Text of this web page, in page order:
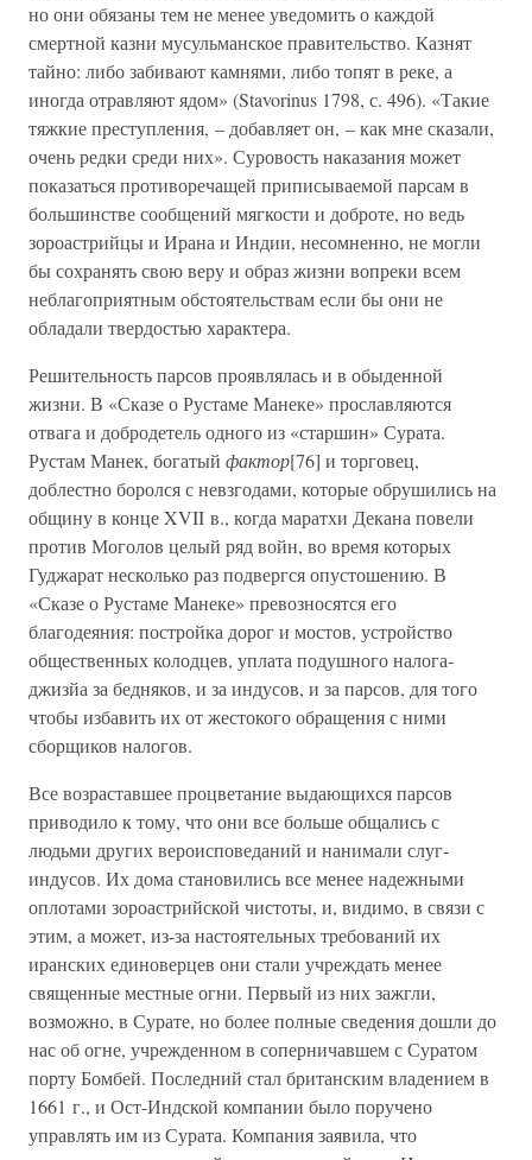
но они обязаны тем не менее уведомить о каждой
смертной казни мусульманское правительство. Казнят
тайно: либо забивают камнями, либо топят в реке, а
иногда отравляют ядом» (Stavorinus 1798, с. 496). «Такие
тяжкие преступления, – добавляет он, – как мне сказали,
очень редки среди них». Суровость наказания может
показаться противоречащей приписываемой парсам в
большинстве сообщений мягкости и доброте, но ведь
зороастрийцы и Ирана и Индии, несомненно, не могли
бы сохранять свою веру и образ жизни вопреки всем
неблагоприятным обстоятельствам если бы они не
обладали твердостью характера.
Решительность парсов проявлялась и в обыденной
жизни. В «Сказе о Рустаме Манеке» прославляются
отвага и добродетель одного из «старшин» Сурата.
Рустам Манек, богатый фактор[76] и торговец,
доблестно боролся с невзгодами, которые обрушились на
общину в конце XVII в., когда маратхи Декана повели
против Моголов целый ряд войн, во время которых
Гуджарат несколько раз подвергся опустошению. В
«Сказе о Рустаме Манеке» превозносятся его
благодеяния: постройка дорог и мостов, устройство
общественных колодцев, уплата подушного налога-
джизйа за бедняков, и за индусов, и за парсов, для того
чтобы избавить их от жестокого обращения с ними
сборщиков налогов.
Все возраставшее процветание выдающихся парсов
приводило к тому, что они все больше общались с
людьми других вероисповеданий и нанимали слуг-
индусов. Их дома становились все менее надежными
оплотами зороастрийской чистоты, и, видимо, в связи с
этим, а может, из-за настоятельных требований их
иранских единоверцев они стали учреждать менее
священные местные огни. Первый из них зажгли,
возможно, в Сурате, но более полные сведения дошли до
нас об огне, учрежденном в соперничавшем с Суратом
порту Бомбей. Последний стал британским владением в
1661 г., и Ост-Индской компании было поручено
управлять им из Сурата. Компания заявила, что